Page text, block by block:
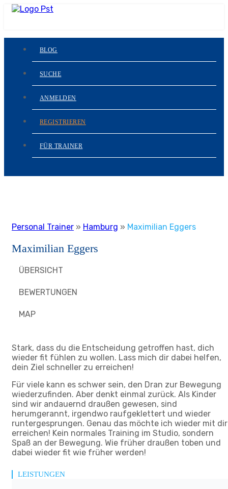
BLOG
SUCHE
ANMELDEN
REGISTRIEREN
FÜR TRAINER
Personal Trainer » Hamburg » Maximilian Eggers
Maximilian Eggers
ÜBERSICHT
BEWERTUNGEN
MAP
Stark, dass du die Entscheidung getroffen hast, dich
wieder fit fühlen zu wollen. Lass mich dir dabei helfen,
dein Ziel schneller zu erreichen!
Für viele kann es schwer sein, den Dran zur Bewegung
wiederzufinden. Aber denkt einmal zurück. Als Kinder
sind wir andauernd draußen gewesen, sind
herumgerannt, irgendwo raufgeklettert und wieder
runtergesprungen. Genau das möchte ich wieder mit dir
erreichen! Kein normales Training im Studio, sondern
Spaß an der Bewegung. Wie früher draußen toben und
dabei wieder fit wie früher werden!
LEISTUNGEN